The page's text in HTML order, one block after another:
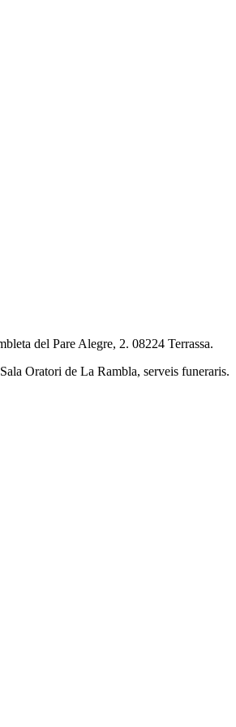
del Pare Alegre, 2. 08224 Terrassa.
Oratori de La Rambla, serveis funeraris.